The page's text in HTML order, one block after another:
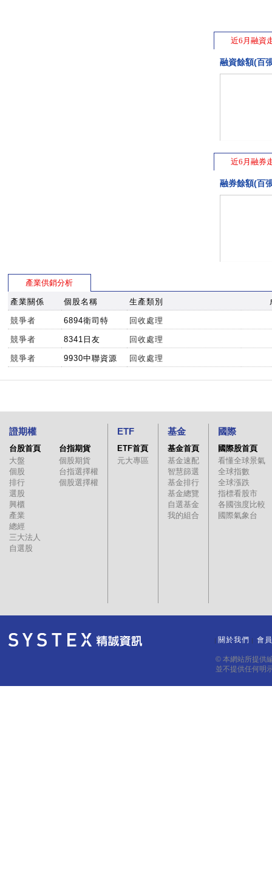
近6月融資
融資餘額(百
近6月融券
融券餘額(百
產業供銷分析
產業關係 個股名稱 生產類別
競爭者 6894衛司特 回收處理
競爭者 8341日友 回收處理
競爭者 9930中聯資源 回收處理
證期權
台股首頁
大盤
個股
排行
選股
興櫃
產業
總經
三大法人
自選股
台指期貨
個股期貨
台指選擇權
個股選擇權
ETF
ETF首頁
元大專區
基金
基金首頁
基金速配
智慧篩選
基金排行
基金總覽
自選基金
我的組合
國際
國際股首頁
看懂全球景氣
全球指數
全球漲跌
指標看股市
各國強度比較
國際氣象台
關於我們 會
© 本網站所提供
並不提供任何明